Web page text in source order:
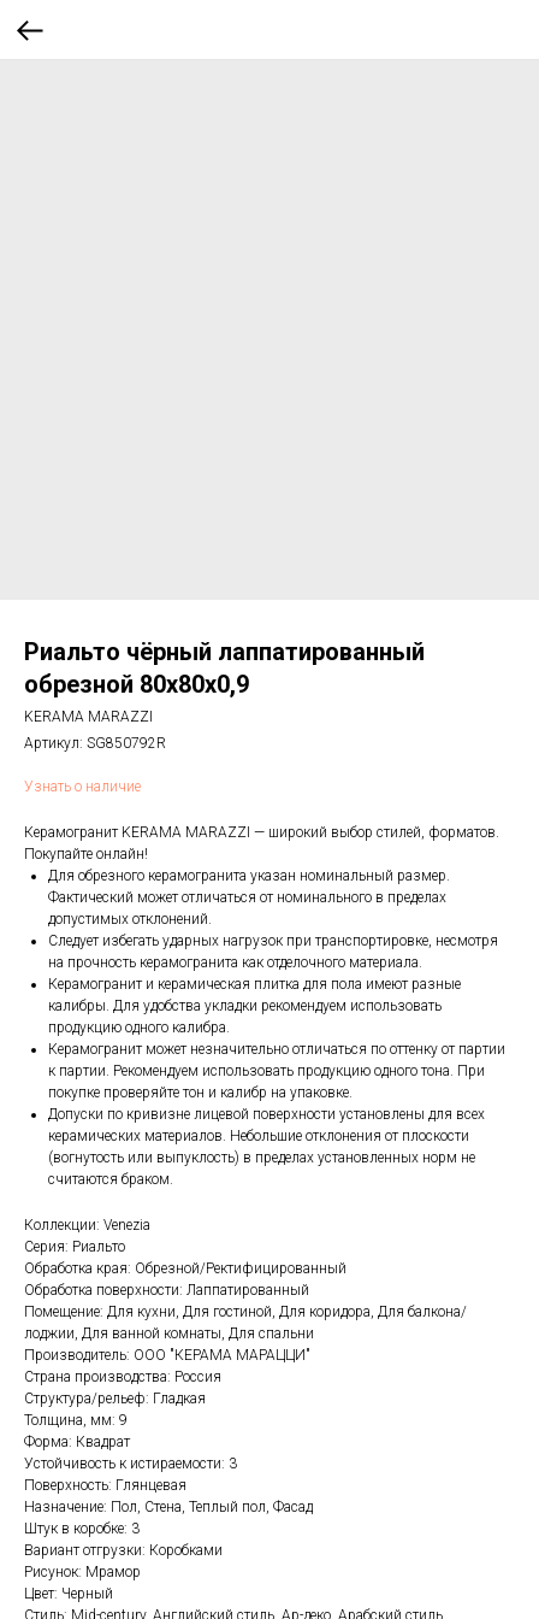
Риальто чёрный лаппатированный
обрезной 80x80x0,9
KERAMA MARAZZI
Артикул: SG850792R
Узнать о наличие
Керамогранит KERAMA MARAZZI — широкий выбор стилей, форматов.
Покупайте онлайн!
Для обрезного керамогранита указан номинальный размер.
Фактический может отличаться от номинального в пределах
допустимых отклонений.
Следует избегать ударных нагрузок при транспортировке, несмотря
на прочность керамогранита как отделочного материала.
Керамогранит и керамическая плитка для пола имеют разные
калибры. Для удобства укладки рекомендуем использовать
продукцию одного калибра.
Керамогранит может незначительно отличаться по оттенку от партии
к партии. Рекомендуем использовать продукцию одного тона. При
покупке проверяйте тон и калибр на упаковке.
Допуски по кривизне лицевой поверхности установлены для всех
керамических материалов. Небольшие отклонения от плоскости
(вогнутость или выпуклость) в пределах установленных норм не
считаются браком.
Коллекции: Venezia
Серия: Риальто
Обработка края: Обрезной/Ректифицированный
Обработка поверхности: Лаппатированный
Помещение: Для кухни, Для гостиной, Для коридора, Для балкона/
лоджии, Для ванной комнаты, Для спальни
Производитель: ООО "КЕРАМА МАРАЦЦИ"
Страна производства: Россия
Структура/рельеф: Гладкая
Толщина, мм: 9
Форма: Квадрат
Устойчивость к истираемости: 3
Поверхность: Глянцевая
Назначение: Пол, Стена, Теплый пол, Фасад
Штук в коробке: 3
Вариант отгрузки: Коробками
Рисунок: Мрамор
Цвет: Черный
Стиль: Mid-century, Английский стиль, Ар-деко, Арабский стиль,